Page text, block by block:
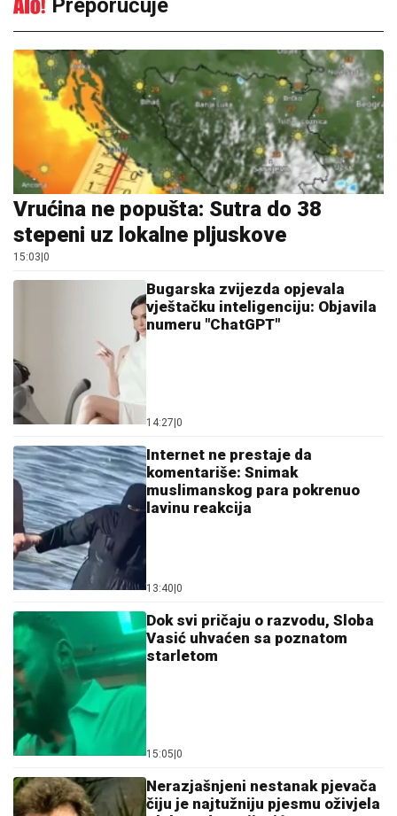
Vrućina ne popušta: Sutra do 38
stepeni uz lokalne pljuskove
15:03|
Bugarska zvijezda opjevala
vještačku inteligenciju: Objavila
numeru "ChatGPT"
14:27|0
komentariše: Snimak
muslimanskog para pokrenuo
lavinu reakcija
Vasić uhvaćen sa poznatom
starletom
čiju je najtužniju pjesmu oživjela
Aleksandra Prijović
na Crnom moru: Odakle
Trabzonu pare za Salaha